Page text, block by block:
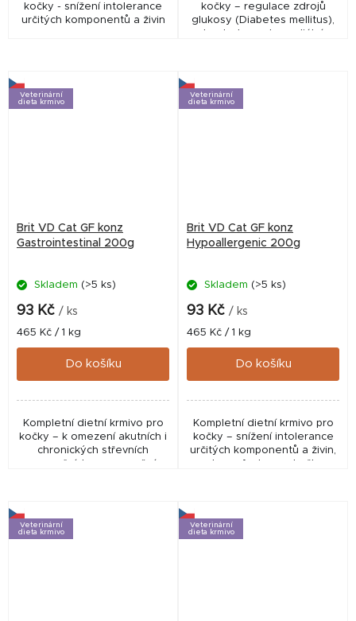
kočky - snížení intolerance
určitých komponentů a živin
kočky – regulace zdrojů
glukosy (Diabetes mellitus),
Veterinární
dieta krmivo
Brit VD Cat GF konz
Gastrointestinal 200g
Skladem (>5 ks)
93 Kč / ks
Měrná
cena:
465 Kč / 1 kg
Do košíku
Kompletní dietní krmivo pro
kočky – k omezení akutních i
chronických střevních
Veterinární
dieta krmivo
Brit VD Cat GF konz
Hypoallergenic 200g
Skladem (>5 ks)
93 Kč / ks
Měrná
cena:
465 Kč / 1 kg
Do košíku
Kompletní dietní krmivo pro
kočky – snížení intolerance
určitých komponentů a živin,
Veterinární
dieta krmivo
Veterinární
dieta krmivo